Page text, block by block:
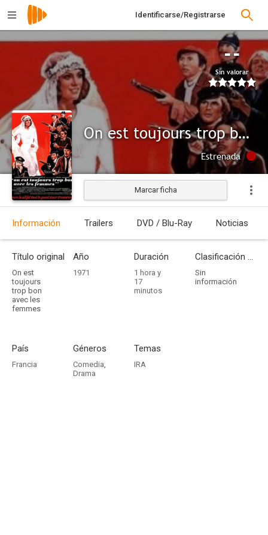
Identificarse/Registrarse
--
Sin valorar
On est toujours trop bon avec les femmes
Estrenada
Marcar ficha
Información Trailers DVD / Blu-Ray Noticias
Título original
On est
toujours
trop bon
avec les
femmes
Año
1971
Duración
1 hora y
17
minutos
Clasificación por edades
Sin
información
País
Francia
Géneros
Comedia,
Drama
Temas
IRA